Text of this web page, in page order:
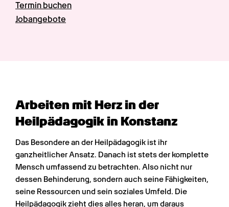
Termin buchen
Jobangebote
Arbeiten mit Herz in der
Heilpädagogik in Konstanz
Das Besondere an der Heilpädagogik ist ihr
ganzheitlicher Ansatz. Danach ist stets der komplette
Mensch umfassend zu betrachten. Also nicht nur
dessen Behinderung, sondern auch seine Fähigkeiten,
seine Ressourcen und sein soziales Umfeld. Die
Heilpädagogik zieht dies alles heran, um daraus